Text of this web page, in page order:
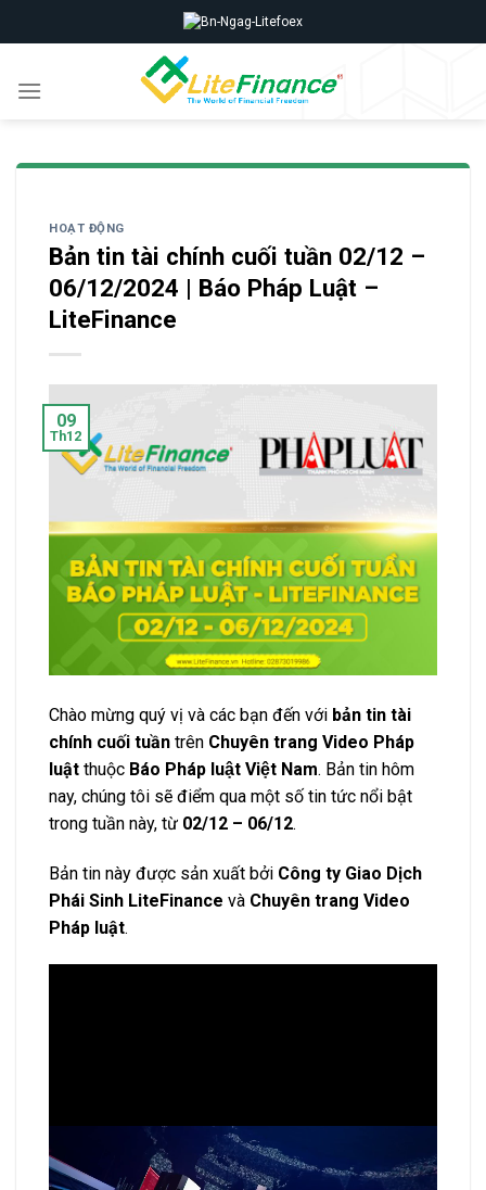
to
HOẠT ĐỘNG
Bản tin tài chính cuối tuần 02/12 –
06/12/2024 | Báo Pháp Luật –
LiteFinance
09
Th12
Chào mừng quý vị và các bạn đến với bản tin tài
chính cuối tuần trên Chuyên trang Video Pháp
luật thuộc Báo Pháp luật Việt Nam. Bản tin hôm
nay, chúng tôi sẽ điểm qua một số tin tức nổi bật
trong tuần này, từ 02/12 – 06/12.
Bản tin này được sản xuất bởi Công ty Giao Dịch
Phái Sinh LiteFinance và Chuyên trang Video
Pháp luật.